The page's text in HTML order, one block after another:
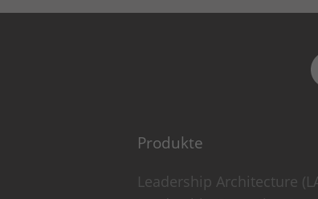
Produkte
Leadership Architecture
Anbieter: Google
Speichert für jeden Besucher der Website eine